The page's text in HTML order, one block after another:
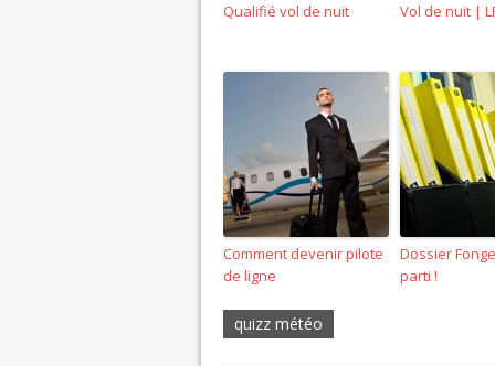
Qualifié vol de nuit Vol de nuit |
Comment devenir pilote
de ligne
Dossier
parti !
quizz météo